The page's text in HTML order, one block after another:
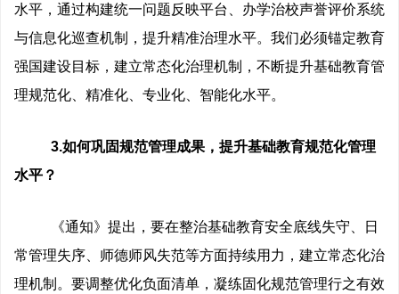
水平，通过构建统一问题反映平台、办学治校声誉评价系统
与信息化巡查机制，提升精准治理水平。我们必须锚定教育
强国建设目标，建立常态化治理机制，不断提升基础教育管
理规范化、精准化、专业化、智能化水平。
3.如何巩固规范管理成果，提升基础教育规范化管理
水平？
《通知》提出，要在整治基础教育安全底线失守、日
常管理失序、师德师风失范等方面持续用力，建立常态化治
理机制。要调整优化负面清单，凝练固化规范管理行之有效